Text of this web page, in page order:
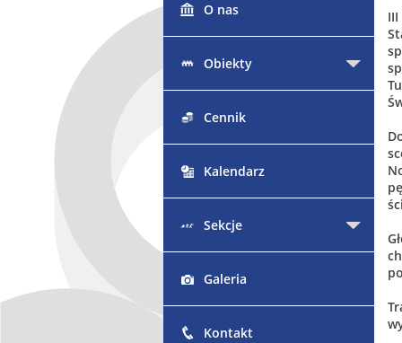
O nas
Obiekty
Cennik
Kalendarz
Sekcje
Galeria
Kontakt